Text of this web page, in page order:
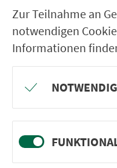
Crailsheim
Crailsheim
Crailsheim
Crailsheim
Crailsheim
Crailsheim
Zur Teilnahme an
notwendigen
Informationen